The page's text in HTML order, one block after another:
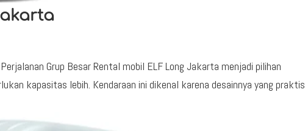
Grup Besar Rental mobil ELF Long Jakarta menjadi pilihan
kapasitas lebih. Kendaraan ini dikenal karena desainnya yang praktis